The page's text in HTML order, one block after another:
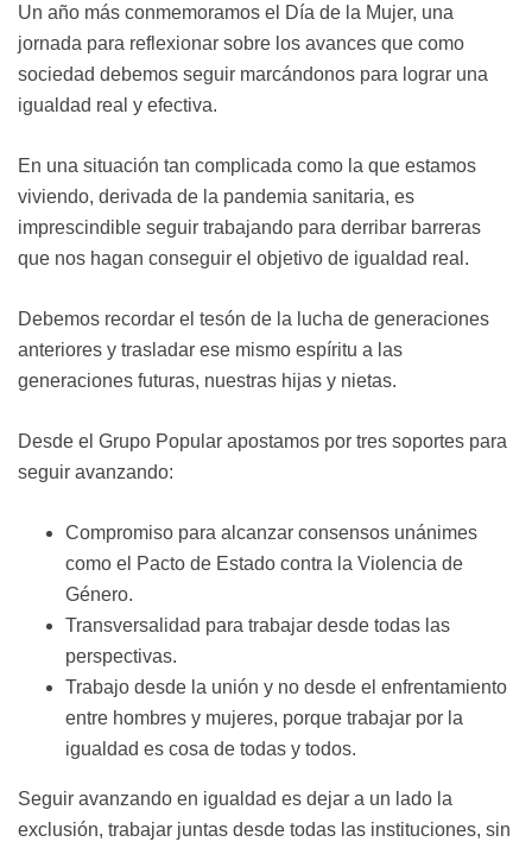
Un año más conmemoramos el Día de la Mujer, una
jornada para reflexionar sobre los avances que como
sociedad debemos seguir marcándonos para lograr una
igualdad real y efectiva.
En una situación tan complicada como la que estamos
viviendo, derivada de la pandemia sanitaria, es
imprescindible seguir trabajando para derribar barreras
que nos hagan conseguir el objetivo de igualdad real.
Debemos recordar el tesón de la lucha de generaciones
anteriores y trasladar ese mismo espíritu a las
generaciones futuras, nuestras hijas y nietas.
Desde el Grupo Popular apostamos por tres soportes para
seguir avanzando:
Compromiso para alcanzar consensos unánimes
como el Pacto de Estado contra la Violencia de
Género.
Transversalidad para trabajar desde todas las
perspectivas.
Trabajo desde la unión y no desde el enfrentamiento
entre hombres y mujeres, porque trabajar por la
igualdad es cosa de todas y todos.
Seguir avanzando en igualdad es dejar a un lado la
exclusión, trabajar juntas desde todas las instituciones, sin